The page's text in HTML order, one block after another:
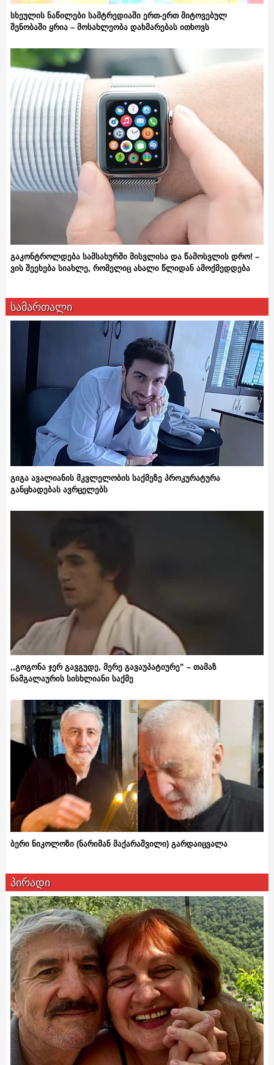
სხეულის ნაწილები სამტრედიაში ერთ-ერთ მიტოვებულ
შენობაში ყრია – მოსახლეობა დახმარებას ითხოვს
გაკონტროლდება სამსახურში მისვლისა და წამოსვლის დრო! –
ვის შეეხება სიახლე, რომელიც ახალი წლიდან ამოქმედდება
სამართალი
გიგა ავალიანის მკვლელობის საქმეზე პროკურატურა
განცხადებას ავრცელებს
,,გოგონა ჯერ გავგუდე, მერე გავაუპატიურე” – თამაზ
ნამგალაურის სისხლიანი საქმე
ბერი ნიკოლოზი (ნარიმან მაქარაშვილი) გარდაიცვალა
პირადი